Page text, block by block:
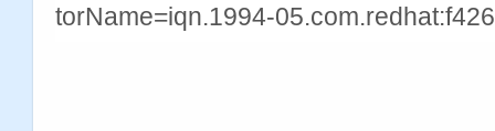
torName=iqn.1994-